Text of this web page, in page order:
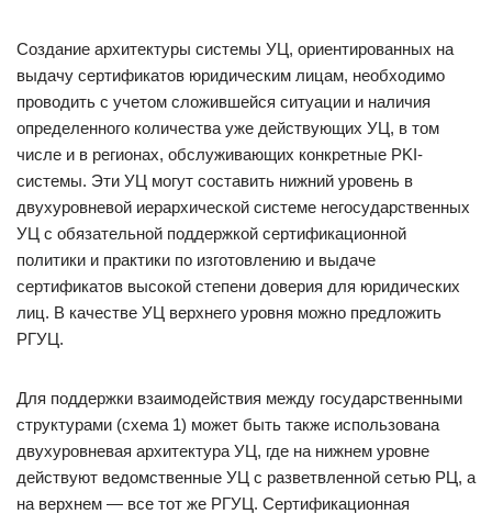
Создание архитектуры системы УЦ, ориентированных на
выдачу сертификатов юридическим лицам, необходимо
проводить с учетом сложившейся ситуации и наличия
определенного количества уже действующих УЦ, в том
числе и в регионах, обслуживающих конкретные PKI-
системы. Эти УЦ могут составить нижний уровень в
двухуровневой иерархической системе негосударственных
УЦ с обязательной поддержкой сертификационной
политики и практики по изготовлению и выдаче
сертификатов высокой степени доверия для юридических
лиц. В качестве УЦ верхнего уровня можно предложить
РГУЦ.
Для поддержки взаимодействия между государственными
структурами (схема 1) может быть также использована
двухуровневая архитектура УЦ, где на нижнем уровне
действуют ведомственные УЦ с разветвленной сетью РЦ, а
на верхнем — все тот же РГУЦ. Сертификационная